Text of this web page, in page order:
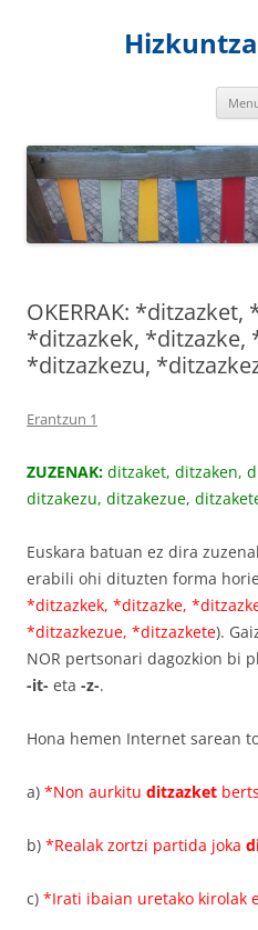
OKERRAK: *ditzazket,
*ditzazkek, *ditzazke,
*ditzazkezu,
Erantzun 1
ZUZENAK: ditzaket, ditzaken,
ditzakezu, ditzakezue,
Euskara batuan ez dira
erabili ohi dituzten forma
*ditzazkek, *ditzazke,
*ditzazkezue, *ditzazkete).
NOR pertsonari dagozkion bi
-it- eta -z-.
Hona hemen Internet sarean
a) *Non aurkitu ditzazket
b) *Realak zortzi partida joka
c) *Irati ibaian uretako kirolak